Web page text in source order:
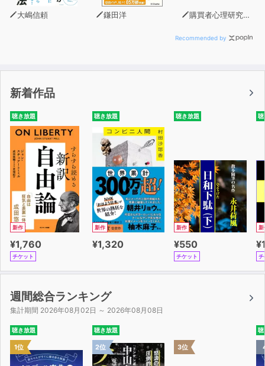
大嶋信頼 鎌田洋 購買者心理研究所 株式会社モデンナ 顧問 青木幹和
Recommended by
新着作品
聴き放題
新作
¥1,760
チケット
聴き放題
新作
¥1,320
聴き放題
新作
¥550
チケット
聴
新
チ
週間総合ランキング
集計期間 2026年08月02日 ～ 2026年08月08日
聴き放題
1位
聴き放題
2位 3位
聴